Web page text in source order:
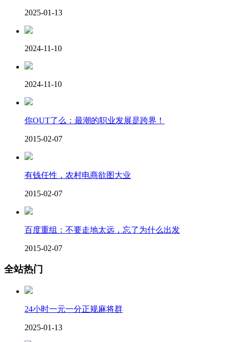
2025-01-13
2024-11-10
2024-11-10
你OUT了么：最潮的职业发展是跨界！
2015-02-07
有钱任性，农村电商欲图大业
2015-02-07
百度重组：不要走地太远，忘了为什么出发
2015-02-07
全站热门
24小时一元一分正规麻将群
2025-01-13